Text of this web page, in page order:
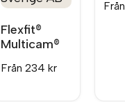
Flexfit®
Multicam®
Från 234 kr
Från